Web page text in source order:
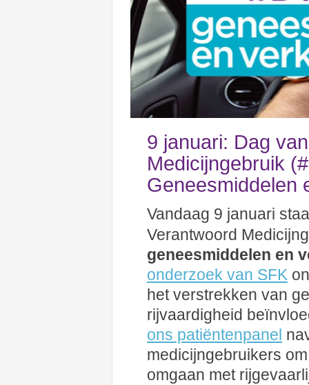
9 januari: Dag
Medicijngebruik
Geneesmiddelen
Vandaag 9 januari
Verantwoord
geneesmiddelen en
onderzoek van SFK
het verstrekken van
rijvaardigheid
ons patiëntenpanel
medicijngebruikers
omgaan met